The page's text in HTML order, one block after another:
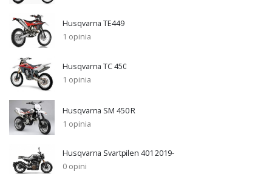
Husqvarna TE449
1 opinia
Husqvarna TC 450
1 opinia
Husqvarna SM 450 R
1 opinia
Husqvarna Svartpilen 401 2019-
0 opini